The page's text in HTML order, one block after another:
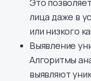
Это
лица даже в
или низкого
Выявление
Алгоритмы
выявляют